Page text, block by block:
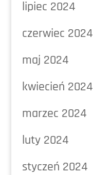
lipiec 2024
czerwiec 2024
maj 2024
kwiecień 2024
marzec 2024
luty 2024
styczeń 2024